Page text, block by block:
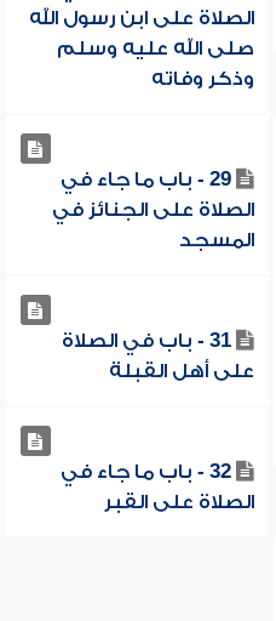
الصلاة على ابن رسول الله
صلى الله عليه وسلم
وذكر وفاته
29 - باب ما جاء في
الصلاة على الجنائز في
المسجد
31 - باب في الصلاة
على أهل القبلة
32 - باب ما جاء في
الصلاة على القبر